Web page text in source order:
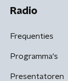
Radio
Frequenties
Programma's
Presentatoren